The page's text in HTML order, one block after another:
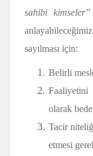
sahibi kimseler”
sayılması için:
Belirli
Faaliyetini
olarak
Tacir
etmesi